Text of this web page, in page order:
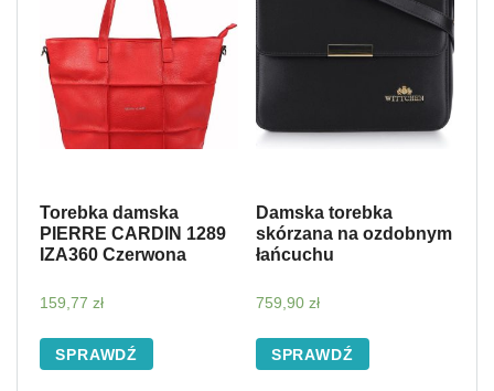
Torebka damska
PIERRE CARDIN 1289
IZA360 Czerwona
159,77 zł
SPRAWDŹ
Damska torebka
skórzana na ozdobnym
łańcuchu
759,90 zł
SPRAWDŹ